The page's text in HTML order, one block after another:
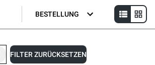
BESTELLUNG
FILTER ZURÜCKSETZEN